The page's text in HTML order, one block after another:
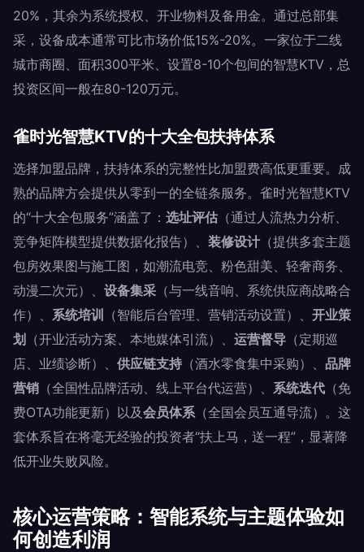
20%，其余为系统授权、开业物料及备用金。通过总部集
采，设备成本通常可比市场价低15%-20%。一家位于二线
城市商圈、面积300平米、设置8-10个包间的智慧KTV，总
投资区间一般在80-120万元。
雀时光智慧KTV的十大全包扶持体系
选择加盟品牌，扶持体系的完整性比加盟费高低更重要。成
熟的品牌方会提供从零到一的全链条服务。雀时光智慧KTV
的“十大全包服务”涵盖了： 选址评估 （通过人流热力分析、
竞争矩阵模型提供数据化报告）、 装修设计 （提供多套主题
包房效果图与施工图，如潮流电竞、粉色甜美、轻奢商务、
动漫二次元）、 设备集采 （与一线音响、系统供应商战略合
作）、 系统培训 （智能后台管理、营销活动设置）、 开业策
划
（开业活动方案、本地媒体引流）、 运营督导 （定期巡
店、业绩诊断）、 供应链支持 （酒水零食集中采购）、 品牌
营销 （全国性品牌活动、线上平台代运营）、 系统迭代 （免
费OTA功能更新）以及会员体系（全国会员互通导流）。这
套体系旨在将毫无经验的投资者“扶上马，送一程”，显著降
低开业失败风险。
核心运营策略：智能系统与主题体验如
何创造利润